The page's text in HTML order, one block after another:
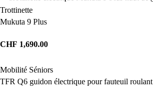
Trottinette
Mukuta 9 Plus
CHF 1,690.00
Mobilité Séniors
TFR Q6 guidon électrique pour fauteuil roulant